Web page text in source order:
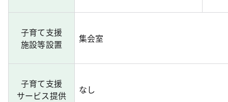
子育て支援
施設等設置
集会室
子育て支援
サービス提供
なし